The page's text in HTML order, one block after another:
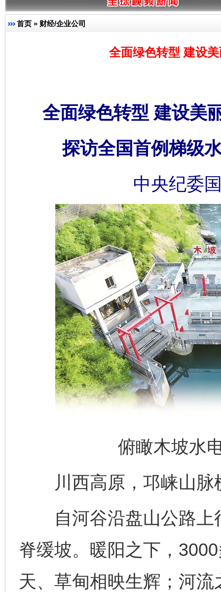
首页 » 财经/企业公司
全面绿色转型 建设
全面绿色转型 建设美
探访全国首例梯级
中央纪委
俯瞰木坡水
川西高原，邛崃山脉
自河谷沿盘山公路上
脊缓坡。暖阳之下，
天、草甸相映生辉；河